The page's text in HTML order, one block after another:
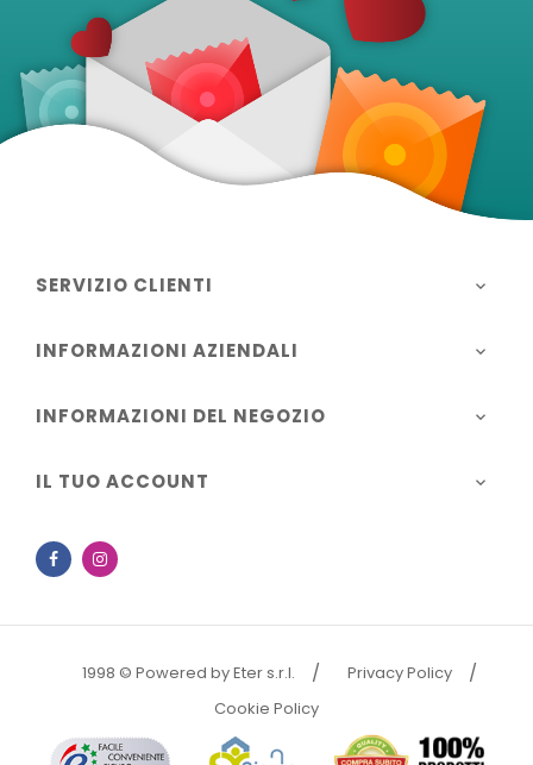
SERVIZIO CLIENTI 
INFORMAZIONI AZIENDALI 
INFORMAZIONI DEL NEGOZIO 
IL TUO ACCOUNT 
Facebook
1998 © Powered by Eter s.r.l.
Privacy Policy
Cookie Policy